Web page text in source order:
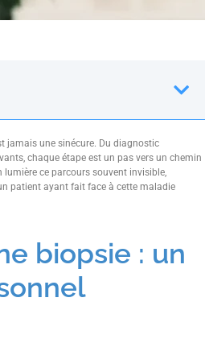
jamais une sinécure. Du diagnostic
chaque étape est un pas vers un chemin
lumière ce parcours souvent invisible,
patient ayant fait face à cette maladie
biopsie : un